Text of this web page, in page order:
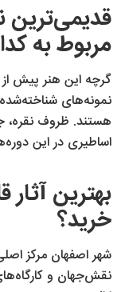
قدیمی‌ترین
مربوط به
گرچه این هنر پیش از
نمونه‌های
هستند. ظروف نقره،
اساطیری در این
بهترین آثار
خرید؟
شهر اصفهان مرکز
نقش‌جهان و